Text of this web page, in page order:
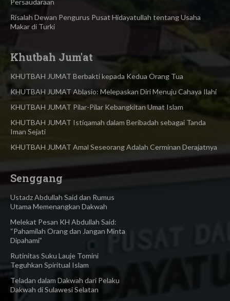
Risalah Dewan Pengurus Pusat Hidayatullah tentang Usaha
Makar di Turki
Khutbah Jum'at
KHUTBAH JUMAT Berbakti kepada Kedua Orang Tua
KHUTBAH JUMAT Ablasio: Melepaskan Diri Menuju Cahaya Ilahi
KHUTBAH JUMAT Pilar-Pilar Kebangkitan Umat Islam
KHUTBAH JUMAT Istiqamah dalam Beribadah sebagai Tanda
Iman Sejati
KHUTBAH JUMAT Amal Seseorang Adalah Cerminan Derajatnya
Senggang
Ustadz Abdullah Said dan Rumus
Utama Memenangkan Dakwah
Melekat Pesan KH Abdullah Said:
“Pahamilah Orang dan Jangan Minta
Dipahami”
Rutinitas Suku Lauje Tomini
Teguhkan Spiritual Islam
Teladan dalam Dakwah dari Pelaku
Dakwah di Sulawesi Selatan